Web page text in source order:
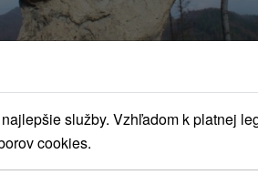
Žilinský kraj -Rajecké Teplice4.44 Km
zaujímavý prírodný úkaz v Rajeckej doline
služby. Vzhľadom k platnej
cookies.